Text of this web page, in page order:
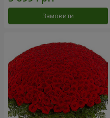
Замовити